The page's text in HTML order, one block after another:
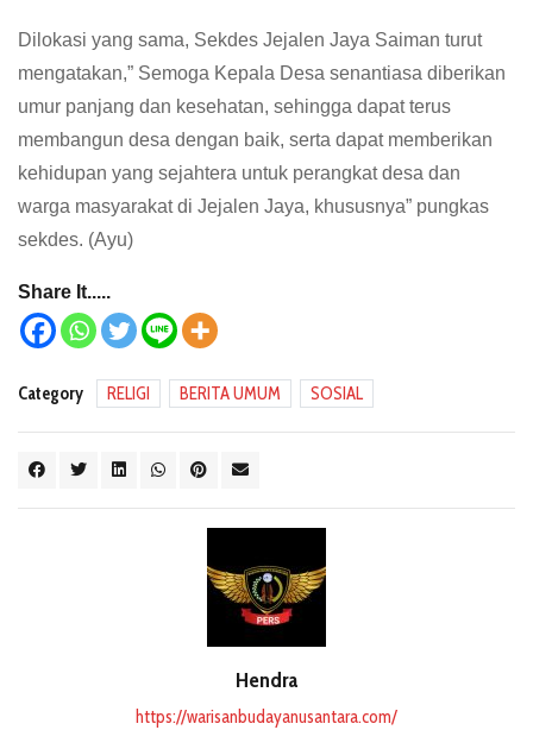
Dilokasi yang sama, Sekdes Jejalen Jaya Saiman turut
mengatakan,” Semoga Kepala Desa senantiasa diberikan
umur panjang dan kesehatan, sehingga dapat terus
membangun desa dengan baik, serta dapat memberikan
kehidupan yang sejahtera untuk perangkat desa dan
warga masyarakat di Jejalen Jaya, khususnya” pungkas
sekdes. (Ayu)
Share It.....
Category RELIGI BERITA UMUM SOSIAL
Hendra
https://warisanbudayanusantara.com/